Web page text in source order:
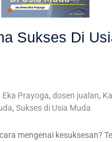
Sukses Di
Eka Prayoga, dosen jualan,
, Sukses di Usia Muda
mengenai kesuksesan?